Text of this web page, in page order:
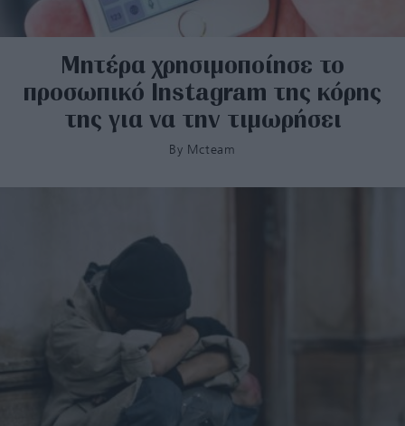
Μητέρα χρησιμοποίησε το
προσωπικό Instagram της κόρης
της για να την τιμωρήσει
By Mcteam